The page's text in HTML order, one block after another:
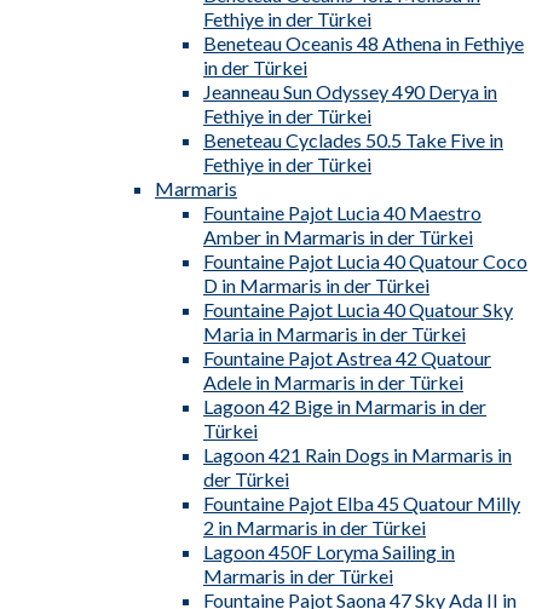
Fethiye in der Türkei
Beneteau Oceanis 48 Athena in Fethiye
in der Türkei
Jeanneau Sun Odyssey 490 Derya in
Fethiye in der Türkei
Beneteau Cyclades 50.5 Take Five in
Fethiye in der Türkei
Marmaris
Fountaine Pajot Lucia 40 Maestro
Amber in Marmaris in der Türkei
Fountaine Pajot Lucia 40 Quatour Coco
D in Marmaris in der Türkei
Fountaine Pajot Lucia 40 Quatour Sky
Maria in Marmaris in der Türkei
Fountaine Pajot Astrea 42 Quatour
Adele in Marmaris in der Türkei
Lagoon 42 Bige in Marmaris in der
Türkei
Lagoon 421 Rain Dogs in Marmaris in
der Türkei
Fountaine Pajot Elba 45 Quatour Milly
2 in Marmaris in der Türkei
Lagoon 450F Loryma Sailing in
Marmaris in der Türkei
Fountaine Pajot Saona 47 Sky Ada II in